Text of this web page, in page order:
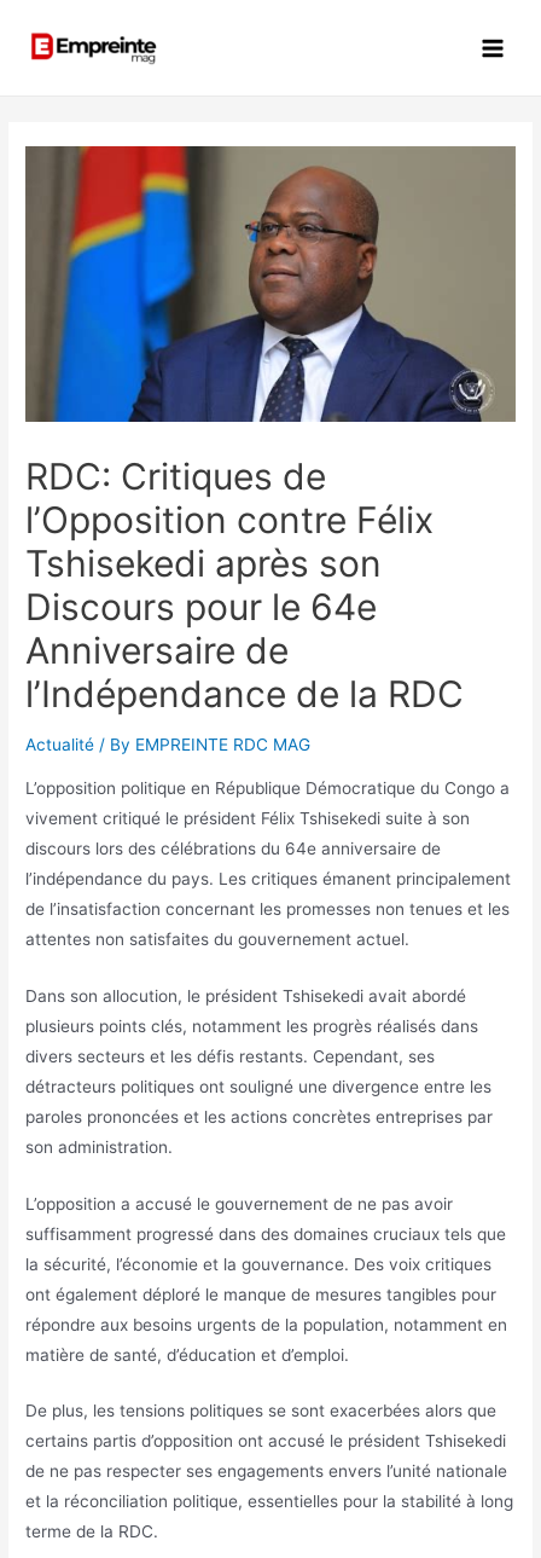
RDC: Critiques de
l’Opposition contre Félix
Tshisekedi après son
Discours pour le 64e
Anniversaire de
l’Indépendance de la RDC
Actualité / By EMPREINTE RDC MAG
L’opposition politique en République Démocratique du Congo a
vivement critiqué le président Félix Tshisekedi suite à son
discours lors des célébrations du 64e anniversaire de
l’indépendance du pays. Les critiques émanent principalement
de l’insatisfaction concernant les promesses non tenues et les
attentes non satisfaites du gouvernement actuel.
Dans son allocution, le président Tshisekedi avait abordé
plusieurs points clés, notamment les progrès réalisés dans
divers secteurs et les défis restants. Cependant, ses
détracteurs politiques ont souligné une divergence entre les
paroles prononcées et les actions concrètes entreprises par
son administration.
L’opposition a accusé le gouvernement de ne pas avoir
suffisamment progressé dans des domaines cruciaux tels que
la sécurité, l’économie et la gouvernance. Des voix critiques
ont également déploré le manque de mesures tangibles pour
répondre aux besoins urgents de la population, notamment en
matière de santé, d’éducation et d’emploi.
De plus, les tensions politiques se sont exacerbées alors que
certains partis d’opposition ont accusé le président Tshisekedi
de ne pas respecter ses engagements envers l’unité nationale
et la réconciliation politique, essentielles pour la stabilité à long
terme de la RDC.